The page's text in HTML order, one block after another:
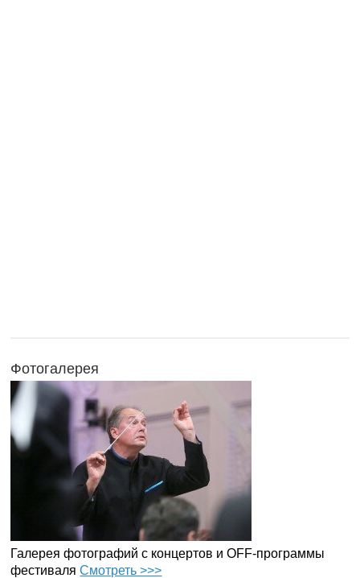
Фотогалерея
Галерея фотографий с концертов и OFF-программы
фестиваляСмотреть >>>